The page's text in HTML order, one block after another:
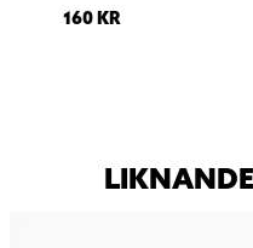
160 KR